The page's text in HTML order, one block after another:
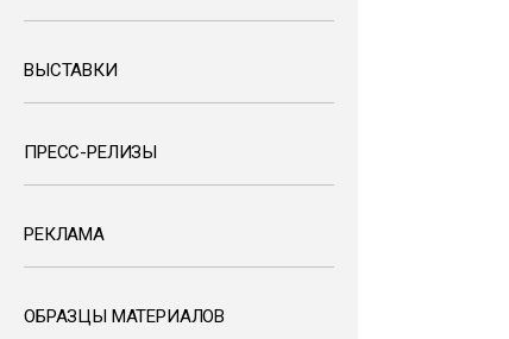
ВЫСТАВКИ
ПРЕСС-РЕЛИЗЫ
РЕКЛАМА
ОБРАЗЦЫ МАТЕРИАЛОВ